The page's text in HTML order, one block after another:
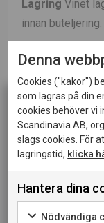
Lagring Vinet
innan buteljering.
Passar till
Denna
Cookies ("kakor")
som lagras på din
cookies behöver vi
Scandinavia AB,
slags cookies. För
lagringstid, klicka
Hantera dina
Nödvändiga
Denna sida
drycker